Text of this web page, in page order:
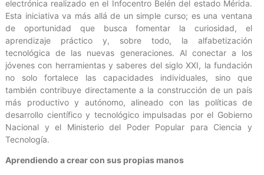
electrónica realizado en el Infocentro Belén del estado Mérida.
Esta iniciativa va más allá de un simple curso; es una ventana
de oportunidad que busca fomentar la curiosidad, el
aprendizaje práctico y, sobre todo, la alfabetización
tecnológica de las nuevas generaciones. Al conectar a los
jóvenes con herramientas y saberes del siglo XXI, la fundación
no solo fortalece las capacidades individuales, sino que
también contribuye directamente a la construcción de un país
más productivo y autónomo, alineado con las políticas de
desarrollo científico y tecnológico impulsadas por el Gobierno
Nacional y el Ministerio del Poder Popular para Ciencia y
Tecnología.
Aprendiendo a crear con sus propias manos